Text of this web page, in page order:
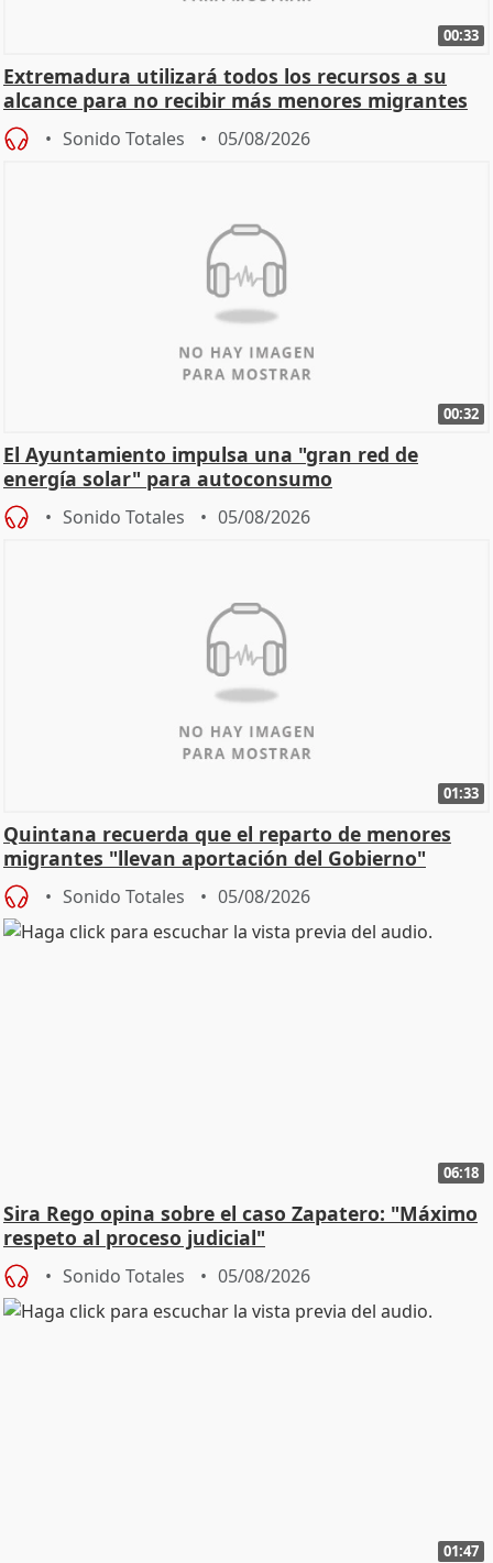
00:33
Extremadura utilizará todos los recursos a su
alcance para no recibir más menores migrantes
Sonido Totales 05/08/2026
00:32
El Ayuntamiento impulsa una "gran red de
energía solar" para autoconsumo
Sonido Totales 05/08/2026
01:33
Quintana recuerda que el reparto de menores
migrantes "llevan aportación del Gobierno"
central
Sonido Totales 05/08/2026
06:18
Sira Rego opina sobre el caso Zapatero: "Máximo
respeto al proceso judicial"
Sonido Totales 05/08/2026
01:47